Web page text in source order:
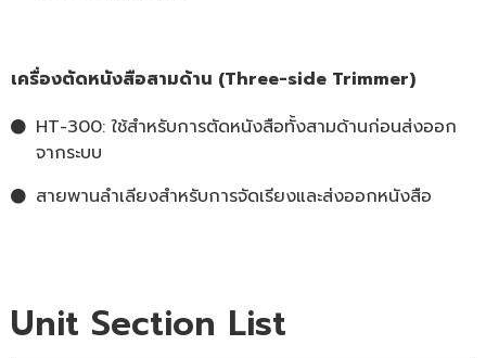
เครื่องตัดหนังสือสามด้าน (Three-side Trimmer)
HT-300: ใช้สำหรับการตัดหนังสือทั้งสามด้านก่อนส่งออก
จากระบบ
สายพานลำเลียงสำหรับการจัดเรียงและส่งออกหนังสือ
Unit Section List